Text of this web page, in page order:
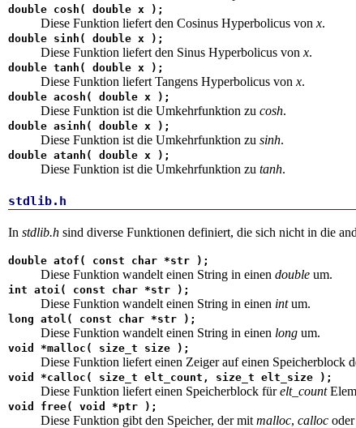
double cosh( double x );
Diese Funktion liefert den Cosinus Hyperbolicus von x.
double sinh( double x );
Diese Funktion liefert den Sinus Hyperbolicus von x.
double tanh( double x );
Diese Funktion liefert Tangens Hyperbolicus von x.
double acosh( double x );
Diese Funktion ist die Umkehrfunktion zu cosh.
double asinh( double x );
Diese Funktion ist die Umkehrfunktion zu sinh.
double atanh( double x );
Diese Funktion ist die Umkehrfunktion zu tanh.
stdlib.h
In stdlib.h sind diverse Funktionen definiert, die sich nicht in die
double atof( const char *str );
Diese Funktion wandelt einen String in einen double um.
int atoi( const char *str );
Diese Funktion wandelt einen String in einen intum.
long atol( const char *str );
Diese Funktion wandelt einen String in einen long um.
void *malloc( size_t size );
Diese Funktion liefert einen Zeiger auf einen Speicherblock
void *calloc( size_t elt_count, size_t elt_size );
Diese Funktion liefert einen Speicherblock fürelt_count
void free( void *ptr );
Diese Funktion gibt den Speicher, der mit malloc, calloc oder